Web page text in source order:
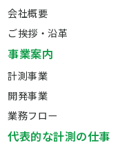
会社概要
ご挨拶・沿革
事業案内
計測事業
開発事業
業務フロー
代表的な計測の仕事